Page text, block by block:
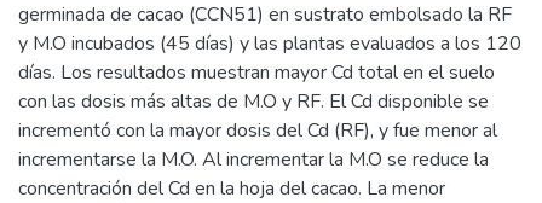
germinada de cacao (CCN51) en sustrato embolsado la RF
y M.O incubados (45 días) y las plantas evaluados a los 120
días. Los resultados muestran mayor Cd total en el suelo
con las dosis más altas de M.O y RF. El Cd disponible se
incrementó con la mayor dosis del Cd (RF), y fue menor al
incrementarse la M.O. Al incrementar la M.O se reduce la
concentración del Cd en la hoja del cacao. La menor